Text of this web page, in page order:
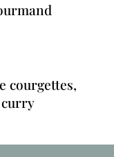
courgettes,